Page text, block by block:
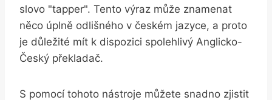
slovo "tapper". Tento výraz může znamenat​
něco úplně odlišného v českém jazyce, a proto
je důležité mít k ​dispozici spolehlivý Anglicko-
Český překladač.
S pomocí tohoto nástroje můžete snadno zjistit